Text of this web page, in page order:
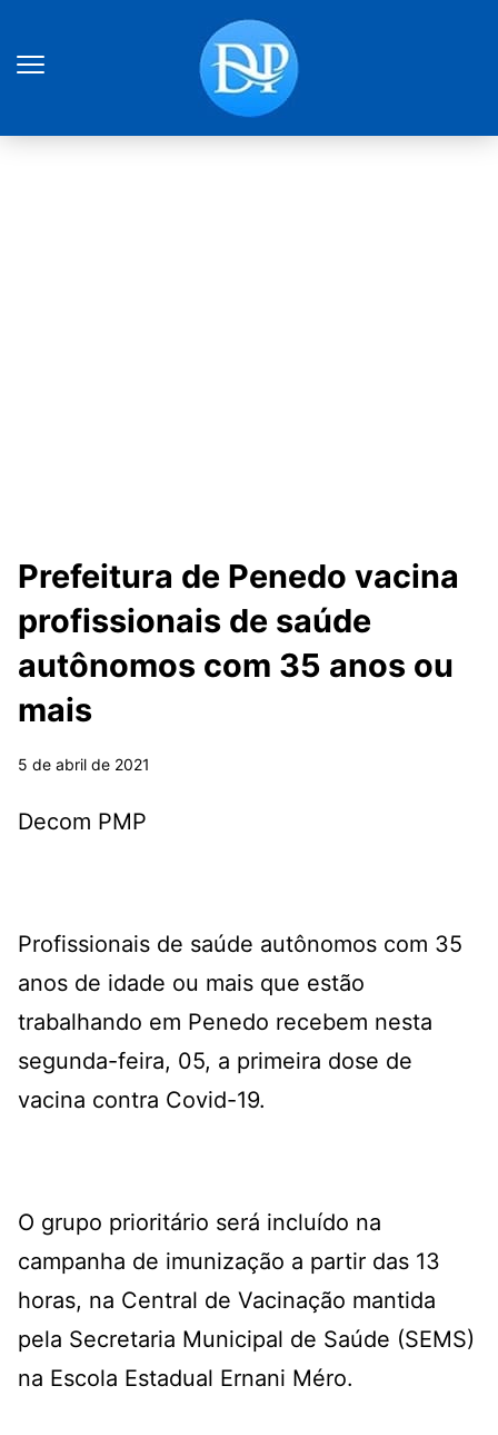
Prefeitura de Penedo vacina
profissionais de saúde
autônomos com 35 anos ou
mais
5 de abril de 2021
Decom PMP
Profissionais de saúde autônomos com 35
anos de idade ou mais que estão
trabalhando em Penedo recebem nesta
segunda-feira, 05, a primeira dose de
vacina contra Covid-19.
O grupo prioritário será incluído na
campanha de imunização a partir das 13
horas, na Central de Vacinação mantida
pela Secretaria Municipal de Saúde (SEMS)
na Escola Estadual Ernani Méro.